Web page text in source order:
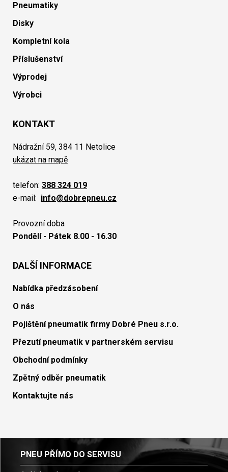
Pneumatiky
Disky
Kompletní kola
Příslušenství
Výprodej
Výrobci
KONTAKT
Nádražní 59, 384 11 Netolice
ukázat na mapě
telefon: 388 324 019
e-mail: info@dobrepneu.cz
Provozní doba
Pondělí - Pátek 8.00 - 16.30
DALŠÍ INFORMACE
Nabídka předzásobení
O nás
Pojištění pneumatik firmy Dobré Pneu s.r.o.
Přezutí pneumatik v partnerském servisu
Obchodní podmínky
Zpětný odběr pneumatik
Kontaktujte nás
PNEU PŘÍMO DO SERVISU